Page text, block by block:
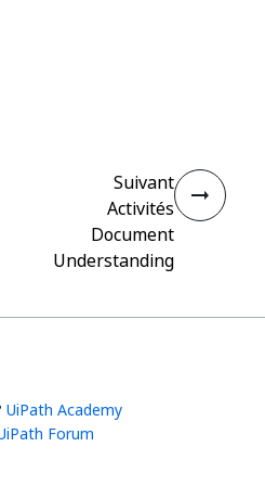
Suivant
Activités
Document
Understanding
UiPath Academy
Forum